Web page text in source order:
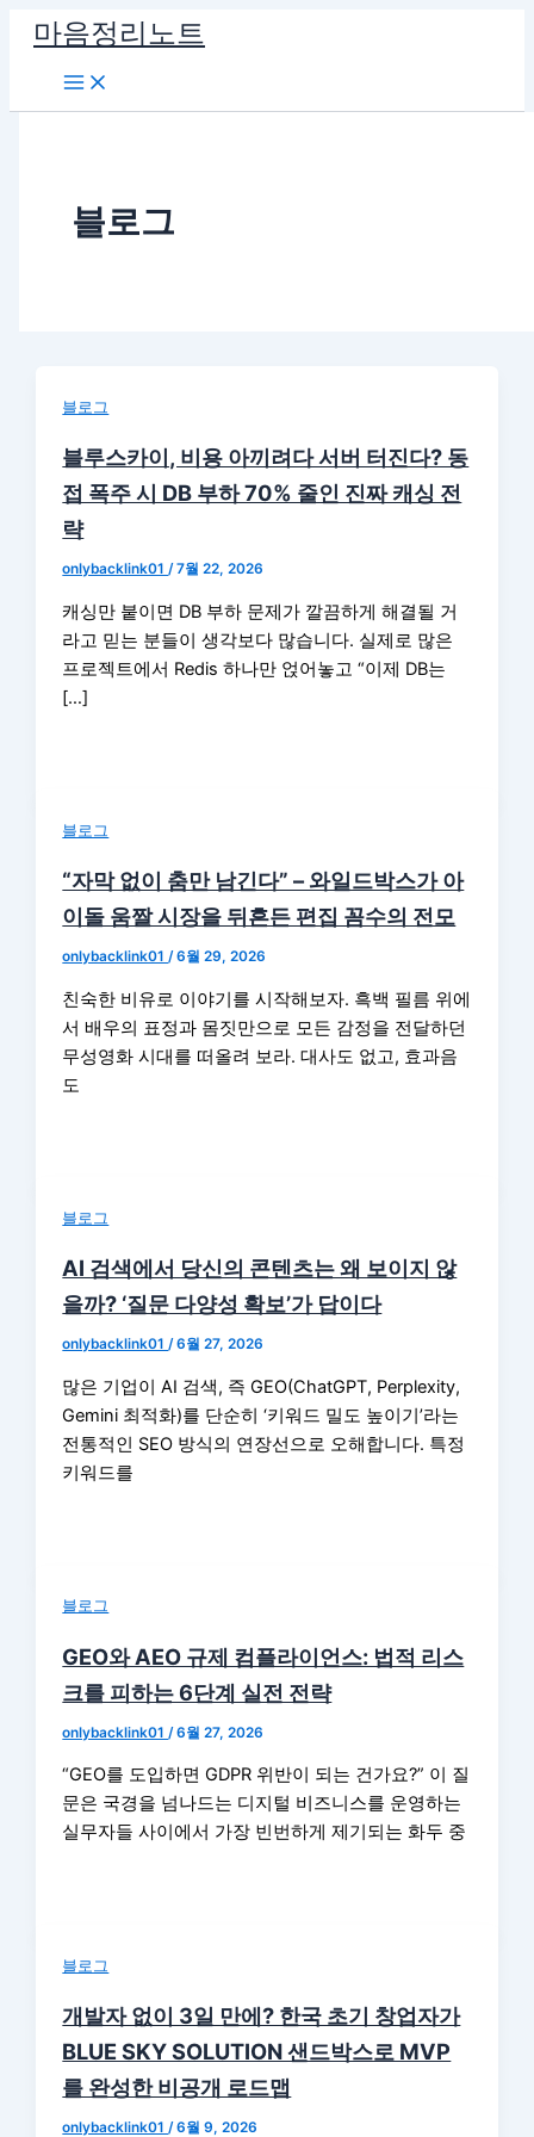
로
마음정리노트
블로그
블로그
블루스카이, 비용 아끼려다 서버 터진다? 동
접 폭주 시 DB 부하 70% 줄인 진짜 캐싱 전
략
onlybacklink01/7월 22, 2026
캐싱만 붙이면 DB 부하 문제가 깔끔하게 해결될 거
라고 믿는 분들이 생각보다 많습니다. 실제로 많은
프로젝트에서 Redis 하나만 얹어놓고 “이제 DB는
[…]
블로그
“자막 없이 춤만 남긴다” – 와일드박스가 아
이돌 움짤 시장을 뒤흔든 편집 꼼수의 전모
onlybacklink01/6월 29, 2026
친숙한 비유로 이야기를 시작해보자. 흑백 필름 위에
서 배우의 표정과 몸짓만으로 모든 감정을 전달하던
무성영화 시대를 떠올려 보라. 대사도 없고, 효과음
도
블로그
AI 검색에서 당신의 콘텐츠는 왜 보이지 않
을까? ‘질문 다양성 확보’가 답이다
onlybacklink01/6월 27, 2026
많은 기업이 AI 검색, 즉 GEO(ChatGPT, Perplexity,
Gemini 최적화)를 단순히 ‘키워드 밀도 높이기’라는
전통적인 SEO 방식의 연장선으로 오해합니다. 특정
키워드를
블로그
GEO와 AEO 규제 컴플라이언스: 법적 리스
크를 피하는 6단계 실전 전략
onlybacklink01 /6월 27, 2026
“GEO를 도입하면 GDPR 위반이 되는 건가요?” 이 질
문은 국경을 넘나드는 디지털 비즈니스를 운영하는
실무자들 사이에서 가장 빈번하게 제기되는 화두 중
블로그
개발자 없이 3일 만에? 한국 초기 창업자가
BLUE SKY SOLUTION 샌드박스로 MVP
를 완성한 비공개 로드맵
onlybacklink01 /6월 9, 2026